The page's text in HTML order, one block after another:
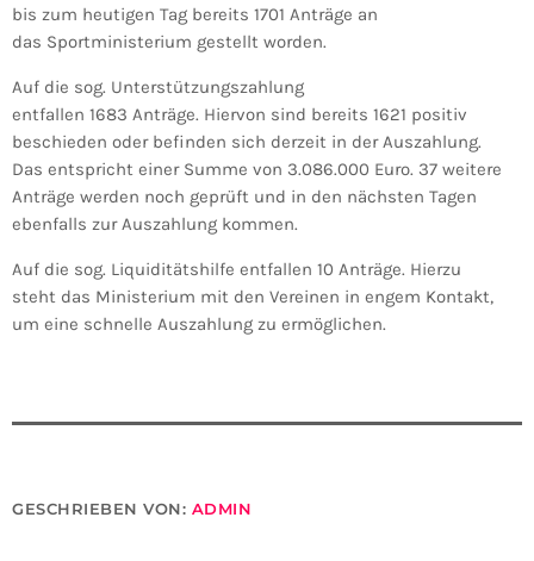
bis zum heutigen Tag bereits 1701 Anträge an
das Sportministerium gestellt worden.
Auf die sog. Unterstützungszahlung
entfallen 1683 Anträge. Hiervon sind bereits 1621 positiv
beschieden oder befinden sich derzeit in der Auszahlung.
Das entspricht einer Summe von 3.086.000 Euro. 37 weitere
Anträge werden noch geprüft und in den nächsten Tagen
ebenfalls zur Auszahlung kommen.
Auf die sog. Liquiditätshilfe entfallen 10 Anträge. Hierzu
steht das Ministerium mit den Vereinen in engem Kontakt,
um eine schnelle Auszahlung zu ermöglichen.
GESCHRIEBEN VON: ADMIN